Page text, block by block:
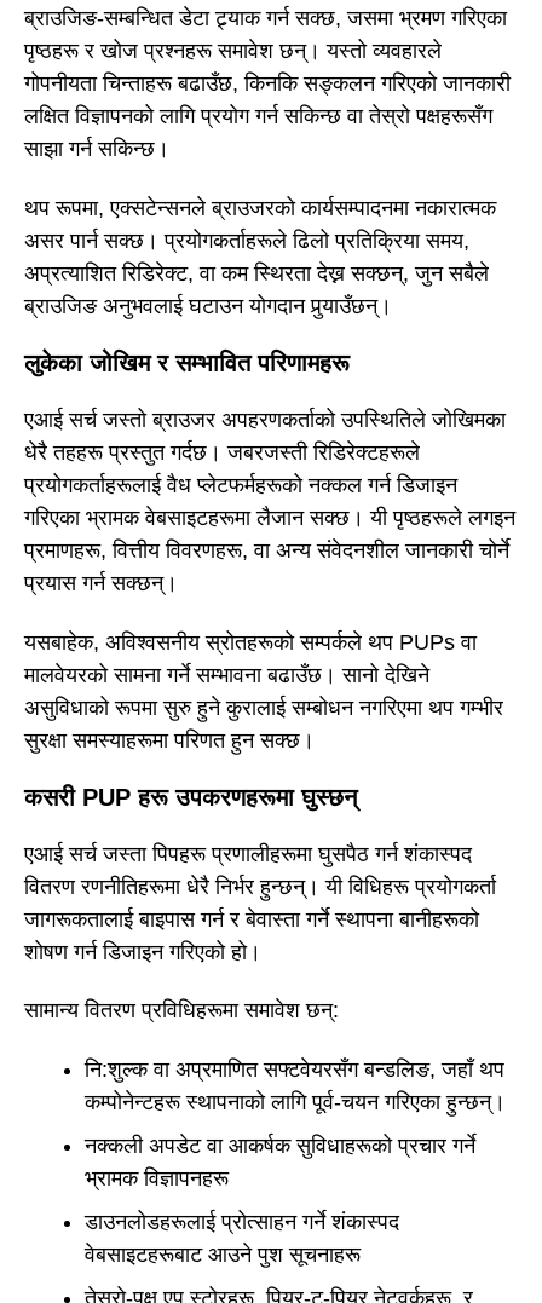
ब्राउजिङ-सम्बन्धित डेटा ट्र्याक गर्न सक्छ, जसमा भ्रमण गरिएका
पृष्ठहरू र खोज प्रश्नहरू समावेश छन्। यस्तो व्यवहारले
गोपनीयता चिन्ताहरू बढाउँछ, किनकि सङ्कलन गरिएको जानकारी
लक्षित विज्ञापनको लागि प्रयोग गर्न सकिन्छ वा तेस्रो पक्षहरूसँग
साझा गर्न सकिन्छ।
थप रूपमा, एक्सटेन्सनले ब्राउजरको कार्यसम्पादनमा नकारात्मक
असर पार्न सक्छ। प्रयोगकर्ताहरूले ढिलो प्रतिक्रिया समय,
अप्रत्याशित रिडिरेक्ट, वा कम स्थिरता देख्न सक्छन्, जुन सबैले
ब्राउजिङ अनुभवलाई घटाउन योगदान पुर्‍याउँछन्।
लुकेका जोखिम र सम्भावित परिणामहरू
एआई सर्च जस्तो ब्राउजर अपहरणकर्ताको उपस्थितिले जोखिमका
धेरै तहहरू प्रस्तुत गर्दछ। जबरजस्ती रिडिरेक्टहरूले
प्रयोगकर्ताहरूलाई वैध प्लेटफर्महरूको नक्कल गर्न डिजाइन
गरिएका भ्रामक वेबसाइटहरूमा लैजान सक्छ। यी पृष्ठहरूले लगइन
प्रमाणहरू, वित्तीय विवरणहरू, वा अन्य संवेदनशील जानकारी चोर्ने
प्रयास गर्न सक्छन्।
यसबाहेक, अविश्वसनीय स्रोतहरूको सम्पर्कले थप PUPs वा
मालवेयरको सामना गर्ने सम्भावना बढाउँछ। सानो देखिने
असुविधाको रूपमा सुरु हुने कुरालाई सम्बोधन नगरिएमा थप गम्भीर
सुरक्षा समस्याहरूमा परिणत हुन सक्छ।
कसरी PUP हरू उपकरणहरूमा घुस्छन्
एआई सर्च जस्ता पिपहरू प्रणालीहरूमा घुसपैठ गर्न शंकास्पद
वितरण रणनीतिहरूमा धेरै निर्भर हुन्छन्। यी विधिहरू प्रयोगकर्ता
जागरूकतालाई बाइपास गर्न र बेवास्ता गर्ने स्थापना बानीहरूको
शोषण गर्न डिजाइन गरिएको हो।
सामान्य वितरण प्रविधिहरूमा समावेश छन्:
नि:शुल्क वा अप्रमाणित सफ्टवेयरसँग बन्डलिङ, जहाँ थप
कम्पोनेन्टहरू स्थापनाको लागि पूर्व-चयन गरिएका हुन्छन्।
नक्कली अपडेट वा आकर्षक सुविधाहरूको प्रचार गर्ने
भ्रामक विज्ञापनहरू
डाउनलोडहरूलाई प्रोत्साहन गर्ने शंकास्पद
वेबसाइटहरूबाट आउने पुश सूचनाहरू
तेस्रो-पक्ष एप स्टोरहरू, पियर-टु-पियर नेटवर्कहरू, र